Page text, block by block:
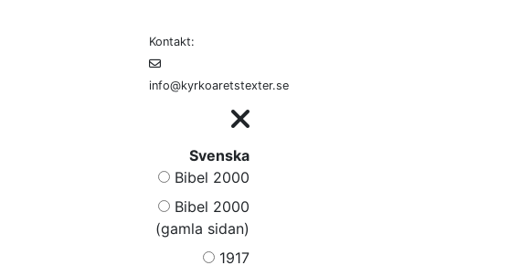
Kontakt:
info@kyrkoaretstexter.se
Svenska
Bibel 2000
Bibel 2000
(gamla sidan)
1917